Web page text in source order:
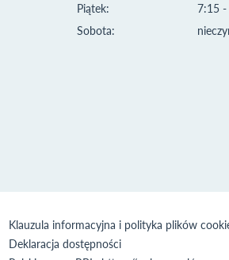
Piątek:
Sobota:
7:15
Klauzula informacyjna i polityka plików
Deklaracja dostępności